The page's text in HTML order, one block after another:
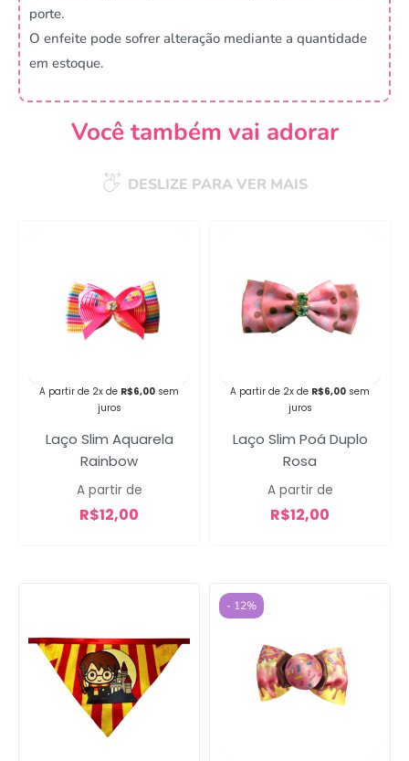
porte.
O enfeite pode sofrer alteração mediante a quantidade
em estoque.
Você também vai adorar
DESLIZE PARA VER MAIS
A partir de 2x de R$6,00 sem
juros
Laço Slim Aquarela
Rainbow
A partir de
R$12,00
A partir de 2x de R$6,00 sem
juros
Laço Slim Poá Duplo
Rosa
A partir de
R$12,00
- 12%
Campanha lançada com